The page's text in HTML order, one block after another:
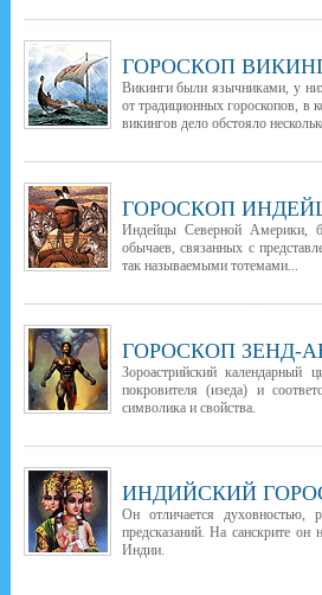
ГОРОСКОП
Викинги были язычниками, у
от традиционных гороскопов, в
викингов дело обстояло
ГОРОСКОП
Индейцы Северной Америки,
обычаев, связанных с
так называемыми тотемами...
ГОРОСКОП ЗЕНД-
Зороастрийский календарный
покровителя (изеда) и
символика и свойства.
ИНДИЙСКИЙ
Он отличается духовностью,
предсказаний. На санскрите он
Индии.